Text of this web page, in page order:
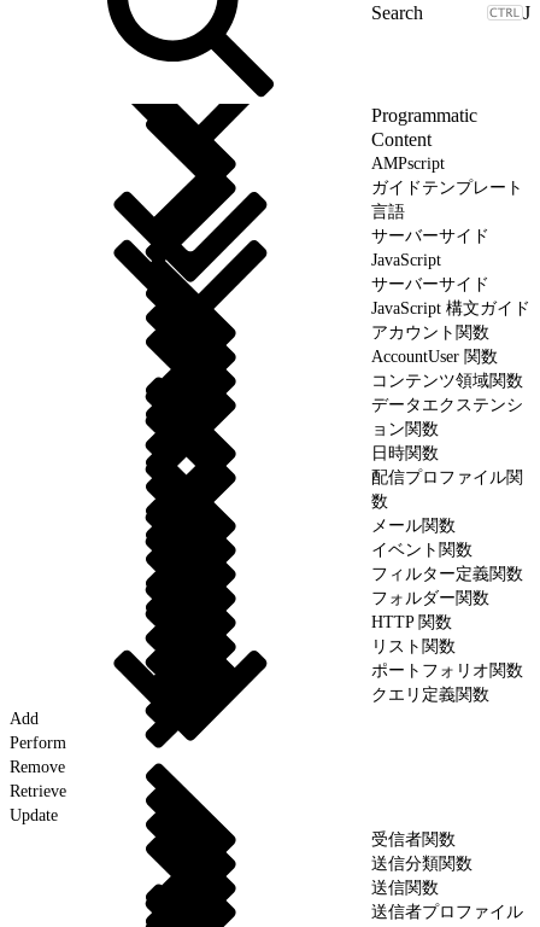
J
Programmatic
Content
AMPscript
ガイドテンプレート
言語
サーバーサイド
JavaScript
サーバーサイド
JavaScript 構文ガイド
アカウント関数
AccountUser 関数
コンテンツ領域関数
データエクステンシ
ョン関数
日時関数
配信プロファイル関
数
メール関数
イベント関数
フィルター定義関数
フォルダー関数
HTTP 関数
リスト関数
ポートフォリオ関数
クエリ定義関数
Add
Perform
Remove
Retrieve
Update
受信者関数
送信分類関数
送信関数
送信者プロファイル